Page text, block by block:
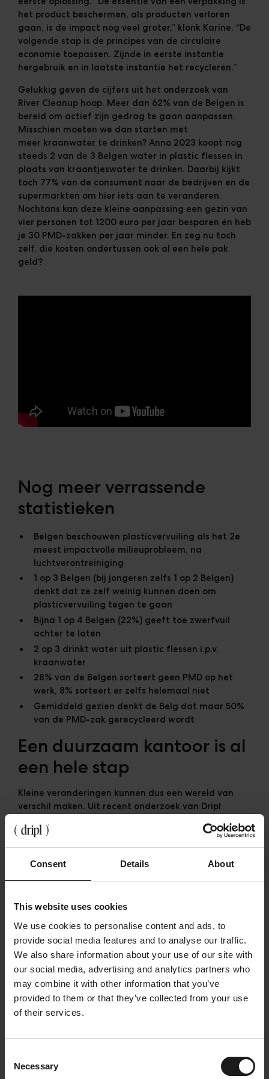
Consent Details About
This website uses cookies
We use cookies to personalise content and ads, to
provide social media features and to analyse our traffic.
We also share information about your use of our site with
our social media, advertising and analytics partners who
may combine it with other information that you’ve
provided to them or that they’ve collected from your use
of their services.
Selection
Necessary
het product beschermen, als producten verloren
gaan, is de impact nog veel groter,” klonk Karine. “De
volgende stap is de principes van de circulaire
economie toepassen. Zijnde in eerste instantie
hergebruik en in laatste instantie het recycleren.”
Gelukkig geven de cijfers uit het onderzoek van
River Cleanup hoop. Meer dan 62% van de Belgen is
bereid om actief zijn gedrag te gaan aanpassen.
Misschien moeten we dan starten met
meer kraanwater te drinken? Anno 2023 koopt nog
steeds 2 van de 3 Belgen water in plastic flessen in
plaats van kraantjeswater te drinken. Daarbij kijkt
toch 77% van de consument naar de bedrijven en de
supermarkten om hier iets aan te veranderen.
Nochtans kan deze kleine aanpassing een gezin van
vier personen tot 1200 euro per jaar besparen én heb
je 30 PMD-zakken per jaar minder. En zeg nu toch
zelf, die kosten ondertussen ook al een hele pak
geld?
Nog meer verrassende
statistieken
Belgen beschouwen plasticvervuiling als het 2e
meest impactvolle milieuprobleem, na
luchtverontreiniging
1 op 3 Belgen (bij jongeren zelfs 1 op 2 Belgen)
denkt dat ze zelf weinig kunnen doen om
plasticvervuiling tegen te gaan
Bijna 1 op 4 Belgen (22%) geeft toe zwerfvuil
achter te laten
2 op 3 drinkt water uit plastic flessen i.p.v.
kraanwater
28% van de Belgen sorteert geen PMD op het
werk, 8% sorteert er zelfs helemaal niet
Gemiddeld gezien denkt de Belg dat maar 50%
van de PMD-zak gerecycleerd wordt
Een duurzaam kantoor is al
een hele stap
Kleine veranderingen kunnen dus een wereld van
verschil maken. Uit recent onderzoek van Dripl
blijkt dat
50% van de werkende Belgen nog steeds
te veel wegwerpverpakkingen op het werk
aangeboden krijgen.
Waarom beginnen we daar
duurzaam kantoor. Bovendien kijken we meer en
meer naar de plaats van hun bedrijf in de
samenleving. Hoe duurzaam is mijn kantoor? Draagt
het iets bij aan de maatschappij? Ondertussen
kijken werkgevers sinds COVID en de energiecrisis
steeds meer naar de kosten van maatschappelijk
verantwoord ondernemen. Gelukkig liggen tal van
oplossingen op het snijpunt van deze tendenzen. Zo
is het gemakkelijk om gezonde snacks zonder
maar zoiets - gezonde drinks.